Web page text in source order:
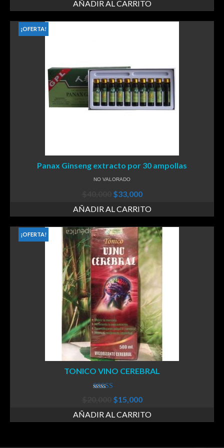
AÑADIR AL CARRITO
¡OFERTA!
Panax Ginseng extracto por 30 ampollas
NO VALORADO
$33,000
AÑADIR AL CARRITO
¡OFERTA!
TONICO VINO CEREBRAL
Valorado
4.00de
$15,000
AÑADIR AL CARRITO